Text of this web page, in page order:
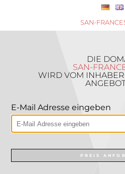
SAN-
DIE
SAN-
WIRD VOM
E-Mail Adresse eingeben
PREIS